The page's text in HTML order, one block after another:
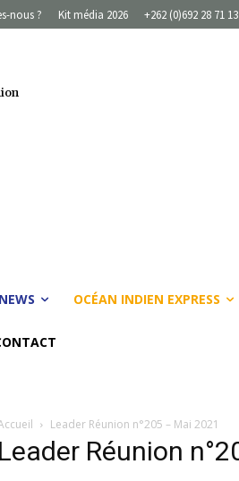
nous ? Kit média 2026 +262 (0)692 28 71 13
OCÉAN INDIEN EXPRESS
Leader Réunion n°205 – Mai 2021
Leader Réunion